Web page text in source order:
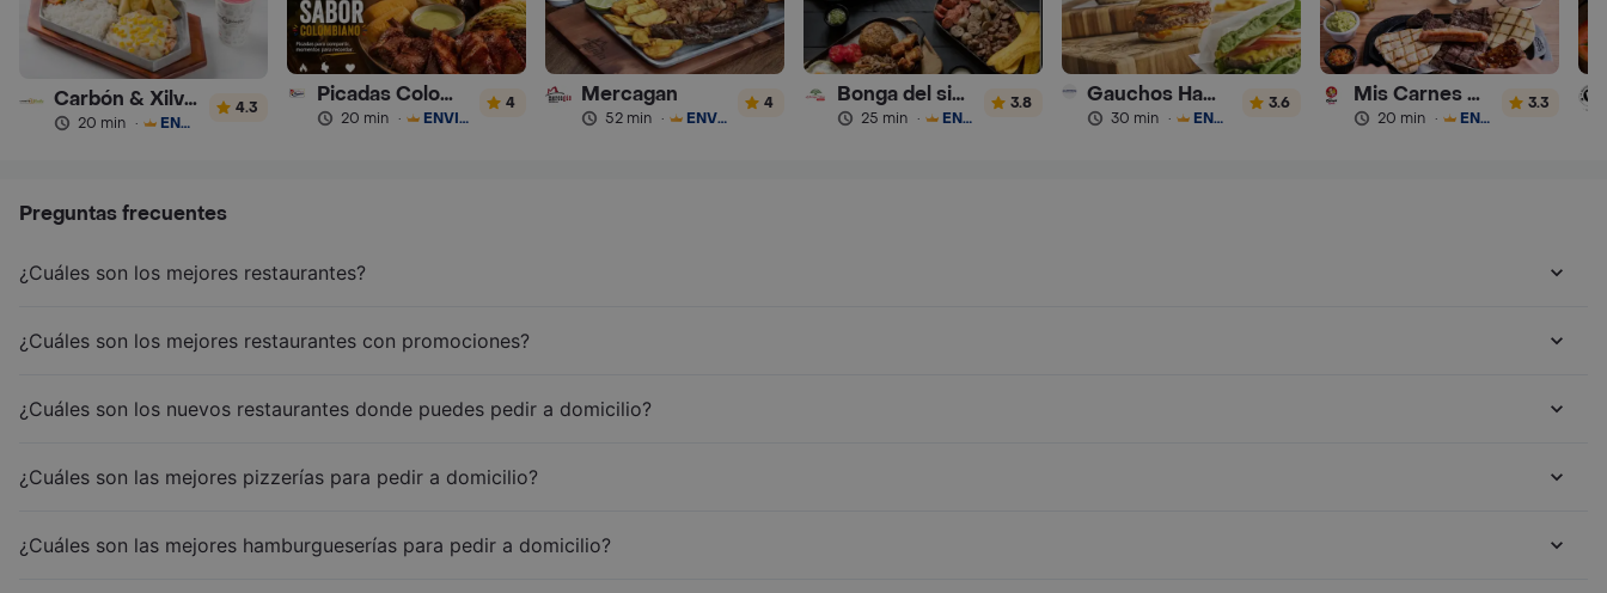
Carbón & Xilvestre
20 min · ENVÍO GRATIS
4.3
Picadas Colombianas Premium
20 min · ENVÍO GRATIS
4 Mercagan
52 min · ENVÍO GRATIS
4 Bonga del sinu
25 min · ENVÍO GRATIS
3.8 Gauchos Hamburguesas y Sánguches
30 min · ENVÍO GRATIS
3.6 Mis Carnes Parrilla
20 min · ENVÍO GRATIS
3.3
Preguntas frecuentes
¿Cuáles son los mejores restaurantes?
¿Cuáles son los mejores restaurantes con promociones?
¿Cuáles son los nuevos restaurantes donde puedes pedir a domicilio?
¿Cuáles son las mejores pizzerías para pedir a domicilio?
¿Cuáles son las mejores hamburgueserías para pedir a domicilio?